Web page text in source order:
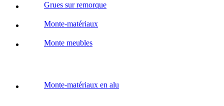
Grues sur remorque
Monte-matériaux
Monte meubles
Monte-matériaux en alu